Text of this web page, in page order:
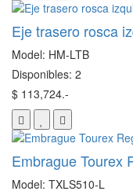
Eje trasero rosca
Model: HM-LTB
Disponibles: 2
$ 113,724.-
Embrague Tourex
Model: TXLS510-L